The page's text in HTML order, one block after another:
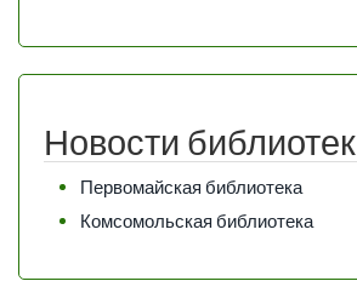
Новости библиотек
Первомайская библиотека
Комсомольская библиотека